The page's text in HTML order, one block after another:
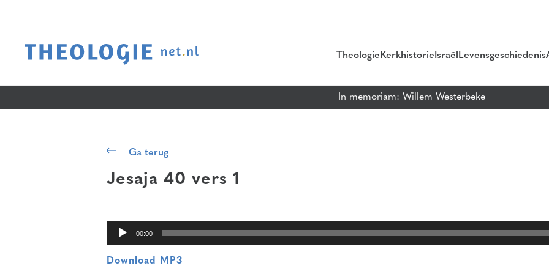
Theologie Kerkhistorie Israël Levensgeschiedenis
In memoriam: Willem Westerbeke
Ga terug
Jesaja 40 vers 1
00:00
Download MP3